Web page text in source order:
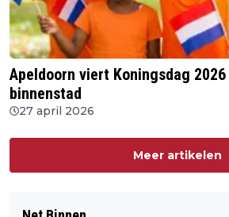
Apeldoorn viert Koningsdag
binnenstad
27 april 2026
Meer artikelen